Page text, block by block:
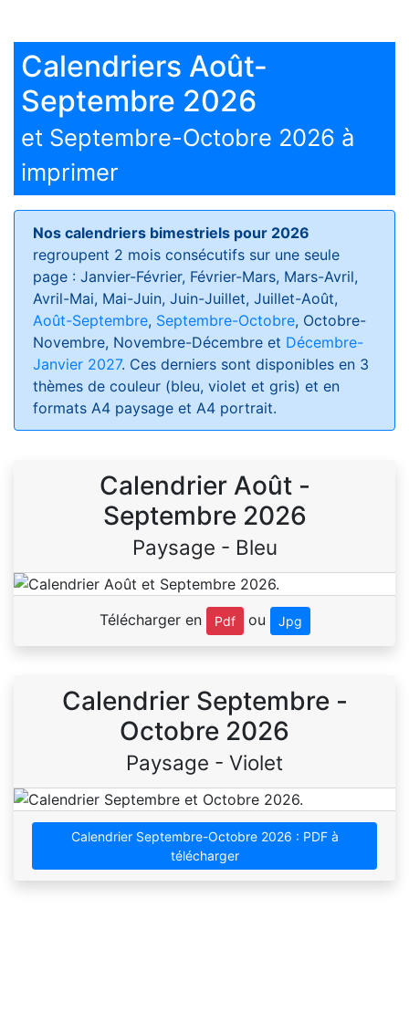
Calendriers Août-
Septembre 2026
et Septembre-Octobre 2026 à
imprimer
Nos calendriers bimestriels pour 2026
regroupent 2 mois consécutifs sur une seule
page : Janvier-Février, Février-Mars, Mars-Avril,
Avril-Mai, Mai-Juin, Juin-Juillet, Juillet-Août,
Août-Septembre, Septembre-Octobre, Octobre-
Novembre, Novembre-Décembre et Décembre-
Janvier 2027. Ces derniers sont disponibles en 3
thèmes de couleur (bleu, violet et gris) et en
formats A4 paysage et A4 portrait.
Calendrier Août -
Septembre 2026
Paysage - Bleu
Télécharger en Pdf ou Jpg
Calendrier Septembre -
Octobre 2026
Paysage - Violet
Calendrier Septembre-Octobre 2026 : PDF à
télécharger